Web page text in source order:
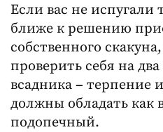
Если вас не испугали
ближе к решению
собственного
проверить себя на
всадника – терпение
должны обладать как
подопечный.